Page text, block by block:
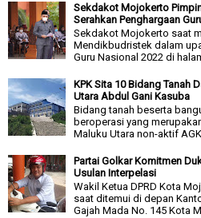
Sekdakot Mojokerto
Serahkan Penghargaan
Sekdakot Mojokerto saat
Mendikbudristek dalam
Guru Nasional 2022 di
KPK Sita 10 Bidang Tanah
Utara Abdul Gani Kasuba
Bidang tanah beserta
beroperasi yang
Maluku Utara non-aktif
Partai Golkar Komitmen
Usulan Interpelasi
Wakil Ketua DPRD Kota
saat ditemui di depan
Gajah Mada No. 145 Kota